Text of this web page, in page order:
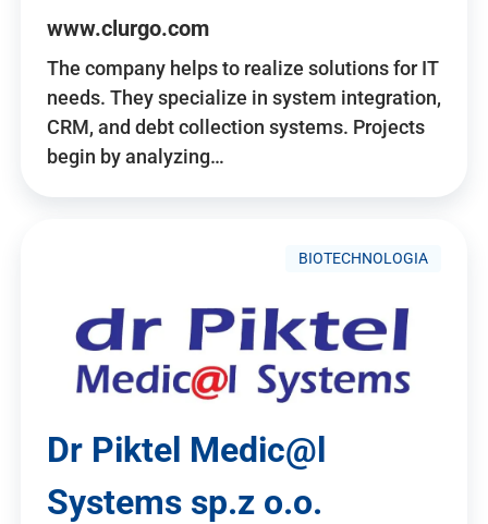
www.clurgo.com
The company helps to realize solutions for IT
needs. They specialize in system integration,
CRM, and debt collection systems. Projects
begin by analyzing…
BIOTECHNOLOGIA
Dr Piktel Medic@l
Systems sp.z o.o.